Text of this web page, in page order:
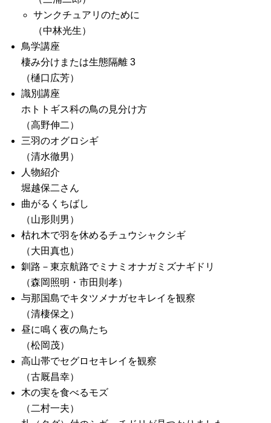
サンクチュアリのために
（中林光生）
鳥学講座
棲み分けまたは生態隔離 3
（樋口広芳）
識別講座
ホトトギス科の鳥の見分け方
（高野伸二）
三羽のオグロシギ
（清水徹男）
人物紹介
堀越保二さん
曲がるくちばし
（山形則男）
枯れ木で羽を休めるチュウシャクシギ
（大田真也）
釧路－東京航路でミナミオナガミズナギドリ
（森岡照明・市田則孝）
与那国島でキタツメナガセキレイを観察
（清棲保之）
昼に鳴く夜の鳥たち
（松岡茂）
高山帯でセグロセキレイを観察
（古厩昌幸）
木の実を食べるモズ
（二村一夫）